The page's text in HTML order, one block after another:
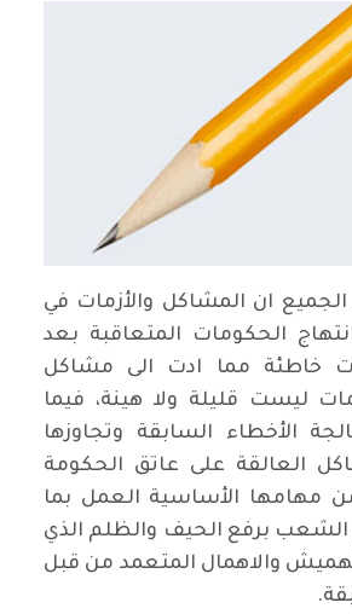
ان المشاكل والأزمات في
الحكومات المتعاقبة بعد
خاطئة مما ادت الى مشاكل
ليست قليلة ولا هينة، فيما
الأخطاء السابقة وتجاوزها
العالقة على عاتق الحكومة
من مهامها الأساسية العمل بما
برفع الحيف والظلم الذي
والاهمال المتعمد من قبل